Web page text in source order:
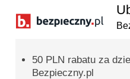
50 PLN rabatu za
Bezpieczny.pl